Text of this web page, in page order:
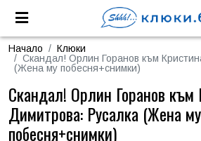
Начало
Клюки
Скандал! Орлин Горанов към
(Жена му побесня+снимки)
Скандал! Орлин Горанов към
Димитрова: Русалка (Жена му
побесня+снимки)